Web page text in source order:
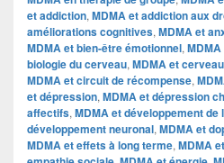
et addiction, MDMA et addiction aux
améliorations cognitives, MDMA et
MDMA et bien-être émotionnel,
biologie du cerveau, MDMA et cerveau
MDMA et circuit de récompense,
et dépression, MDMA et dépression
affectifs, MDMA et développement de
développement neuronal, MDMA et
MDMA et effets à long terme, MDMA